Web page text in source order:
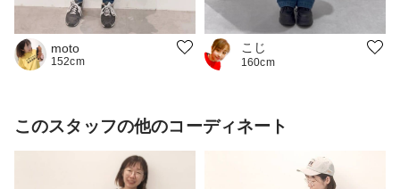
moto
152cm
こじ
160cm
このスタッフの他のコーディネート